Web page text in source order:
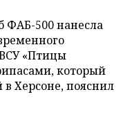
ФАБ-500 нанесла
«Птицы
который
Херсоне, пояснил